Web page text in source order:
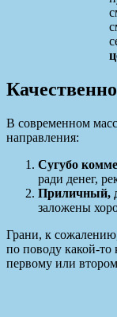
В современном
направления:
Сугубо
ради денег,
Приличный,
заложены
Грани, к
по поводу какой-
первому или